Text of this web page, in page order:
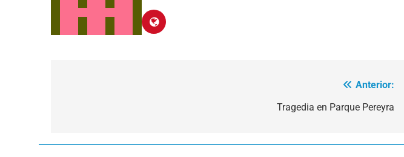
Anterior:
Tragedia en Parque Pereyra